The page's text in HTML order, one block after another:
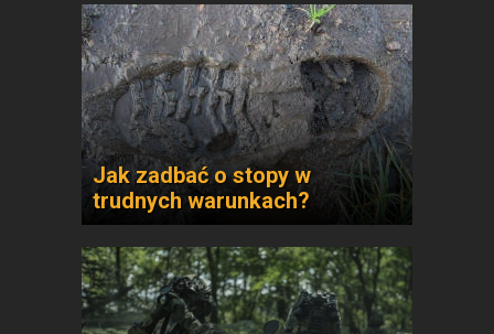
Jak zadbać o stopy w
trudnych warunkach?